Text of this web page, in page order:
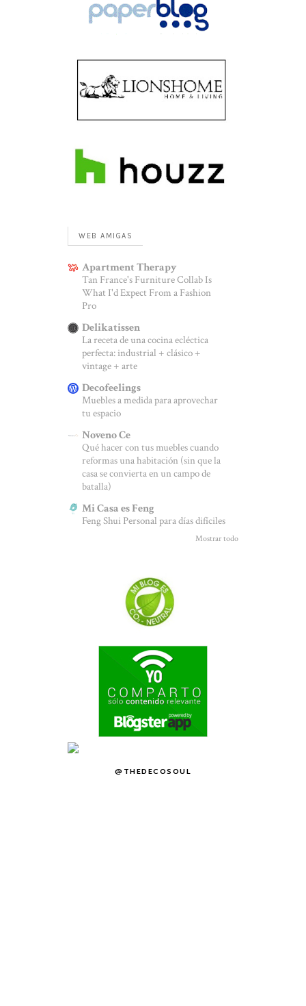
WEB AMIGAS
Apartment Therapy
Tan France's Furniture Collab Is
What I'd Expect From a Fashion
Pro
Delikatissen
La receta de una cocina ecléctica
perfecta: industrial + clásico +
vintage + arte
Decofeelings
Muebles a medida para aprovechar
tu espacio
Noveno Ce
Qué hacer con tus muebles cuando
reformas una habitación (sin que la
casa se convierta en un campo de
batalla)
Mi Casa es Feng
Feng Shui Personal para días difíciles
Mostrar todo
@THEDECOSOUL